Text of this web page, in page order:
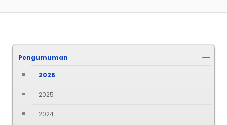
Pengumuman
2026
2025
2024